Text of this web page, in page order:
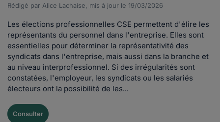
Rédigé par Alice Lachaise, mis à jour le 19/03/2026
Les élections professionnelles CSE permettent d'élire les
représentants du personnel dans l'entreprise. Elles sont
essentielles pour déterminer la représentativité des
syndicats dans l'entreprise, mais aussi dans la branche et
au niveau interprofessionnel. Si des irrégularités sont
constatées, l'employeur, les syndicats ou les salariés
électeurs ont la possibilité de les...
Consulter